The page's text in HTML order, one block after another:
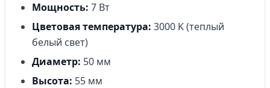
Мощность: 7 Вт
Цветовая температура: 3000 K (теплый
белый свет)
Диаметр: 50 мм
Высота: 55 мм